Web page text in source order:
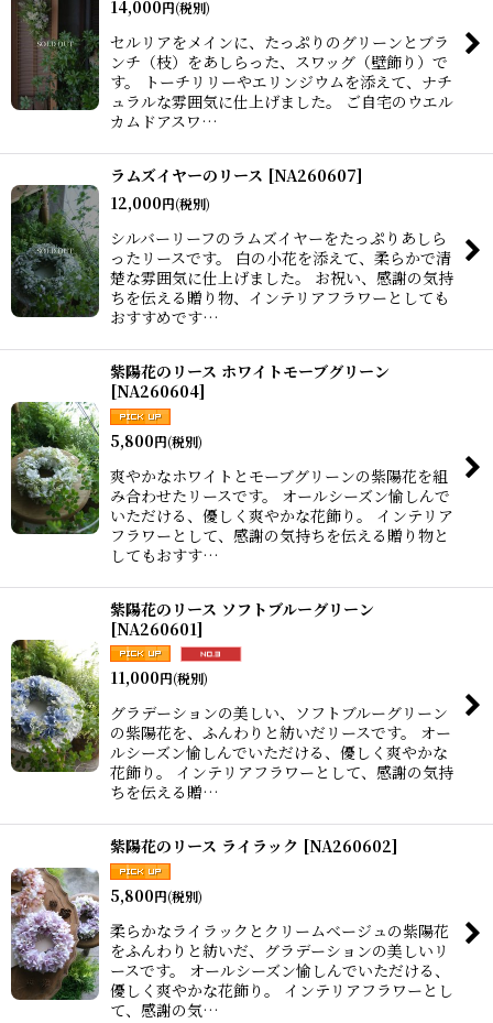
14,000円(税別)
セルリアをメインに、たっぷりのグリーンとブラ
ンチ（枝）をあしらった、スワッグ（壁飾り）で
す。 トーチリリーやエリンジウムを添えて、ナチ
ュラルな雰囲気に仕上げました。 ご自宅のウエル
カムドアスワ…
ラムズイヤーのリース [NA260607]
12,000円(税別)
シルバーリーフのラムズイヤーをたっぷりあしら
ったリースです。 白の小花を添えて、柔らかで清
楚な雰囲気に仕上げました。 お祝い、感謝の気持
ちを伝える贈り物、インテリアフラワーとしても
おすすめです…
紫陽花のリース ホワイトモーブグリーン
[NA260604]
5,800円(税別)
爽やかなホワイトとモーブグリーンの紫陽花を組
み合わせたリースです。 オールシーズン愉しんで
いただける、優しく爽やかな花飾り。 インテリア
フラワーとして、感謝の気持ちを伝える贈り物と
してもおすす…
紫陽花のリース ソフトブルーグリーン
[NA260601]
11,000円(税別)
グラデーションの美しい、ソフトブルーグリーン
の紫陽花を、ふんわりと紡いだリースです。 オー
ルシーズン愉しんでいただける、優しく爽やかな
花飾り。 インテリアフラワーとして、感謝の気持
ちを伝える贈…
紫陽花のリース ライラック [NA260602]
5,800円(税別)
柔らかなライラックとクリームベージュの紫陽花
をふんわりと紡いだ、グラデーションの美しいリ
ースです。 オールシーズン愉しんでいただける、
優しく爽やかな花飾り。 インテリアフラワーとし
て、感謝の気…